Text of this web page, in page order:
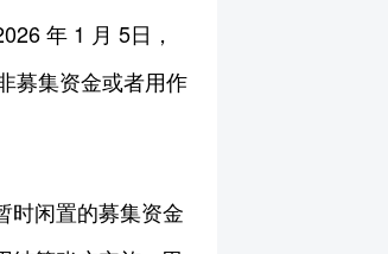
年 1 月 5日，
募集资金或者用作
时闲置的募集资金